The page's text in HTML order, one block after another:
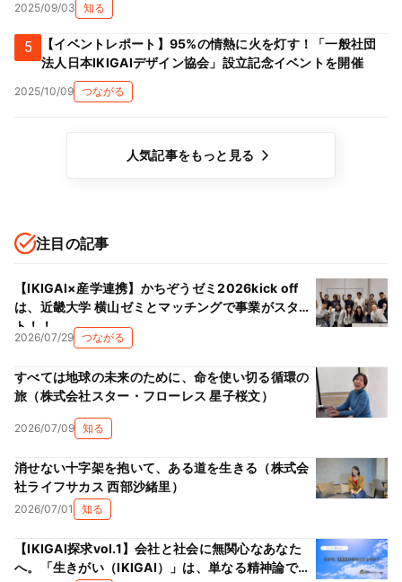
2025/09/03 知る
5
【イベントレポート】95%の情熱に火を灯す！「一般社団
法人日本IKIGAIデザイン協会」設立記念イベントを開催
2025/10/09 つながる
人気記事をもっと見る
注目の記事
【IKIGAI×産学連携】かちぞうゼミ2026kick off
は、近畿大学 横山ゼミとマッチングで事業がスター
ト！！
2026/07/29 つながる
すべては地球の未来のために、命を使い切る循環の
旅（株式会社スター・フローレス 星子桜文）
2026/07/09 知る
消せない十字架を抱いて、ある道を生きる（株式会
社ライフサカス 西部沙緒里）
2026/07/01 知る
【IKIGAI探求vol.1】会社と社会に無関心なあなた
へ。「生きがい（IKIGAI）」は、単なる精神論では